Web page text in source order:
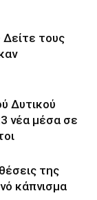
τους
Δυτικού
νέα μέσα σε
της
κάπνισμα